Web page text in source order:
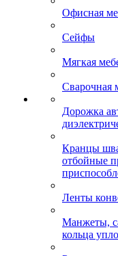
Офисная
Сейфы
Мягкая
Сварочная
Дорожка
Кранцы
отбойные
Ленты
Манжеты,
кольца